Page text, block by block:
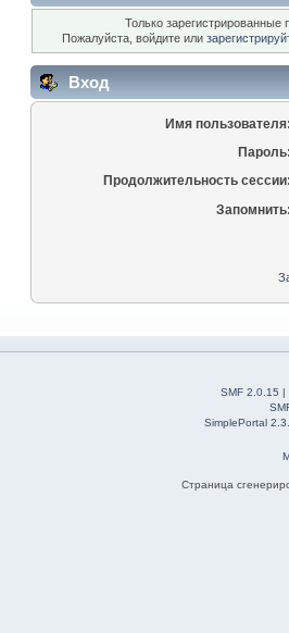
Только зарегистрированные
Пожалуйста, войдите или
Вход
Имя пользователя:
Пароль:
Продолжительность сессии:
Запомнить:
SMF 2.0.15 |
SimplePortal
Страница